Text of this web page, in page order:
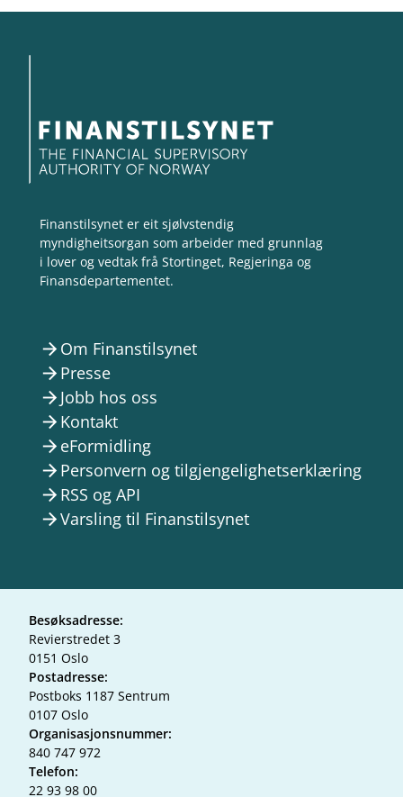
Finanstilsynet er eit sjølvstendig
myndigheitsorgan som arbeider med grunnlag
i lover og vedtak frå Stortinget, Regjeringa og
Finansdepartementet.
arrow_forward Om Finanstilsynet
arrow_forward Presse
arrow_forward Jobb hos oss
arrow_forward Kontakt
arrow_forward eFormidling
arrow_forward Personvern og tilgjengelighetserklæring
arrow_forward RSS og API
arrow_forwardVarsling til Finanstilsynet
Besøksadresse:
Revierstredet 3
0151 Oslo
Postadresse:
Postboks 1187 Sentrum
0107 Oslo
Organisasjonsnummer:
840 747 972
Telefon:
22 93 98 00